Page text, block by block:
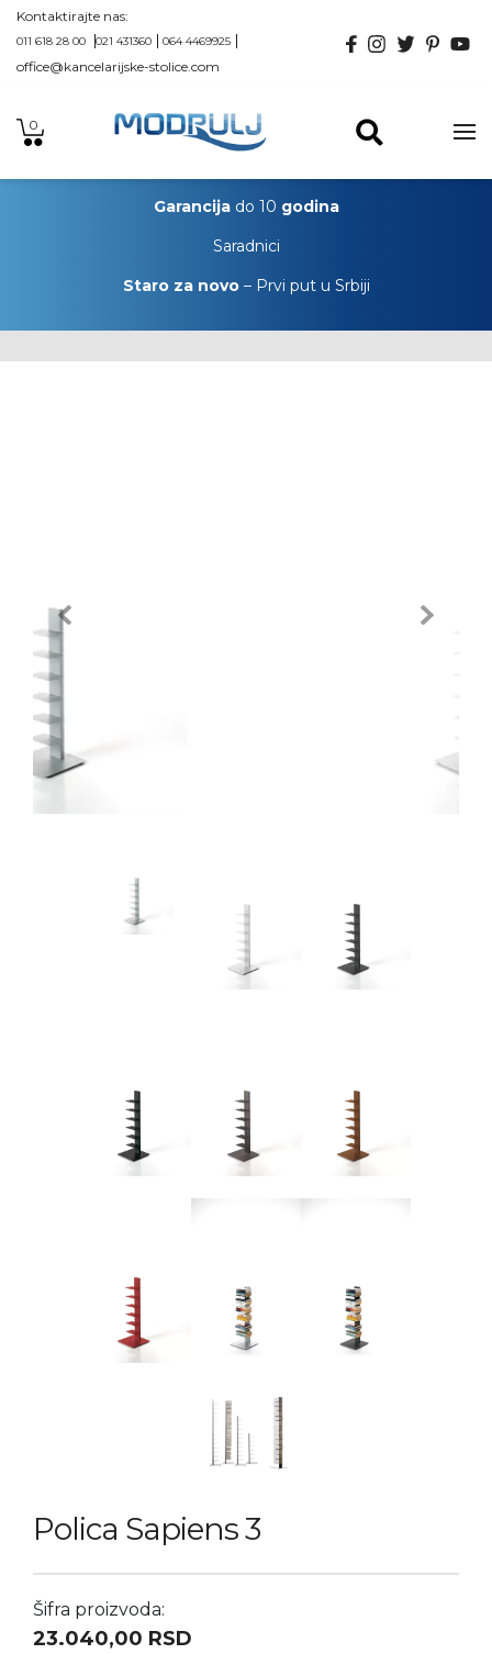
Kontaktirajte nas:
011 618 28 00 021 431360 064 4469925
office@kancelarijske-stolice.com
0
Garancijado 10 godina
Saradnici
Staro za novo– Prvi put u Srbiji
Previous Next
Polica Sapiens 3
Šifra proizvoda:
23.040,00 RSD